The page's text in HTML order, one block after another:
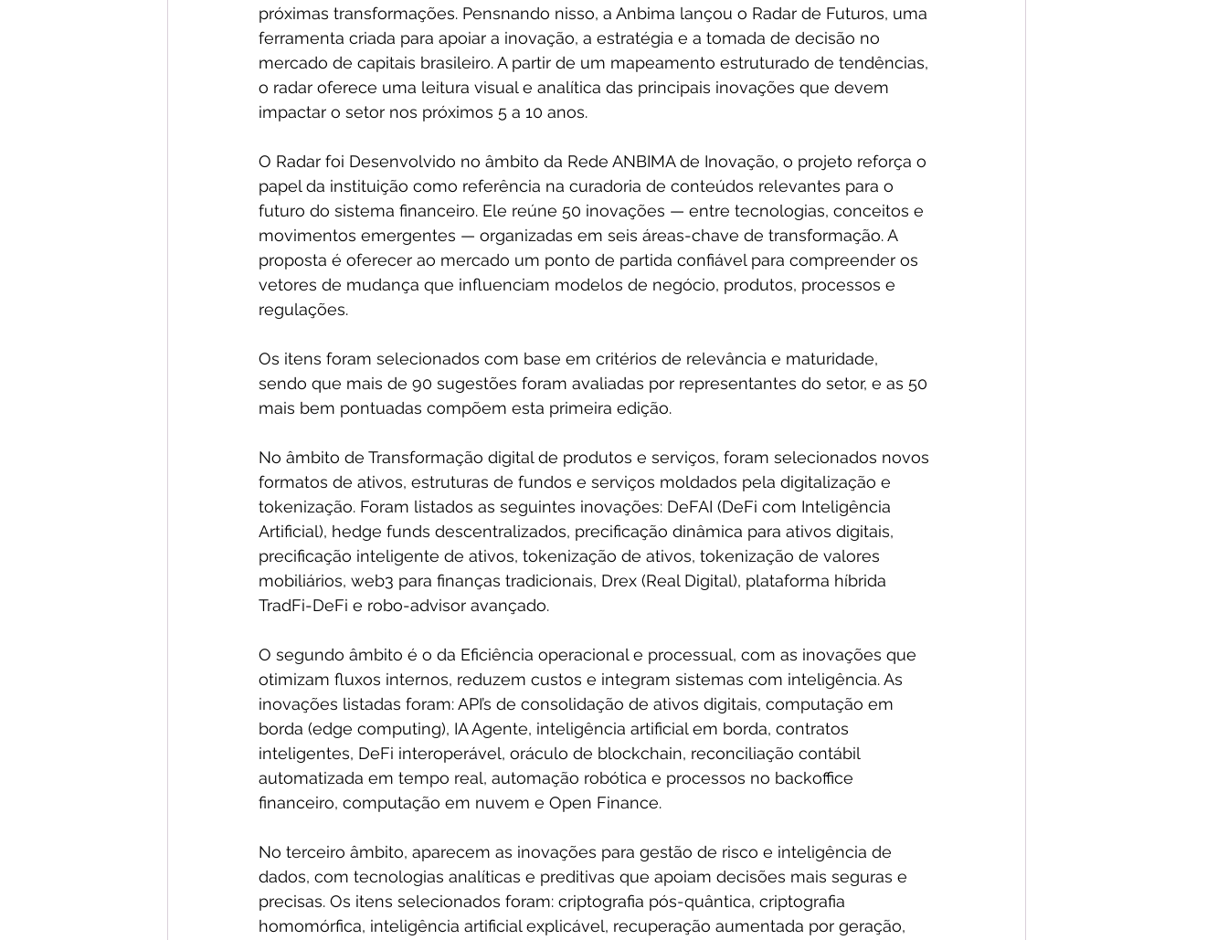
próximas transformações. Pensnando nisso, a Anbima lançou o Radar de Futuros, uma
ferramenta criada para apoiar a inovação, a estratégia e a tomada de decisão no
mercado de capitais brasileiro. A partir de um mapeamento estruturado de tendências,
o radar oferece uma leitura visual e analítica das principais inovações que devem
impactar o setor nos próximos 5 a 10 anos.
O Radar foi Desenvolvido no âmbito da Rede ANBIMA de Inovação, o projeto reforça o
papel da instituição como referência na curadoria de conteúdos relevantes para o
futuro do sistema financeiro. Ele reúne 50 inovações — entre tecnologias, conceitos e
movimentos emergentes — organizadas em seis áreas-chave de transformação. A
proposta é oferecer ao mercado um ponto de partida confiável para compreender os
vetores de mudança que influenciam modelos de negócio, produtos, processos e
regulações.
Os itens foram selecionados com base em critérios de relevância e maturidade,
sendo que mais de 90 sugestões foram avaliadas por representantes do setor, e as 50
mais bem pontuadas compõem esta primeira edição.
No âmbito de Transformação digital de produtos e serviços, foram selecionados novos
formatos de ativos, estruturas de fundos e serviços moldados pela digitalização e
tokenização. Foram listados as seguintes inovações: DeFAI (DeFi com Inteligência
Artificial), hedge funds descentralizados, precificação dinâmica para ativos digitais,
precificação inteligente de ativos, tokenização de ativos, tokenização de valores
mobiliários, web3 para finanças tradicionais, Drex (Real Digital), plataforma híbrida
TradFi-DeFi e robo-advisor avançado.
O segundo âmbito é o da Eficiência operacional e processual, com as inovações que
otimizam fluxos internos, reduzem custos e integram sistemas com inteligência. As
inovações listadas foram: API’s de consolidação de ativos digitais, computação em
borda (edge computing), IA Agente, inteligência artificial em borda, contratos
inteligentes, DeFi interoperável, oráculo de blockchain, reconciliação contábil
automatizada em tempo real, automação robótica e processos no backoffice
financeiro, computação em nuvem e Open Finance.
No terceiro âmbito, aparecem as inovações para gestão de risco e inteligência de
dados, com tecnologias analíticas e preditivas que apoiam decisões mais seguras e
precisas. Os itens selecionados foram: criptografia pós-quântica, criptografia
homomórfica, inteligência artificial explicável, recuperação aumentada por geração,